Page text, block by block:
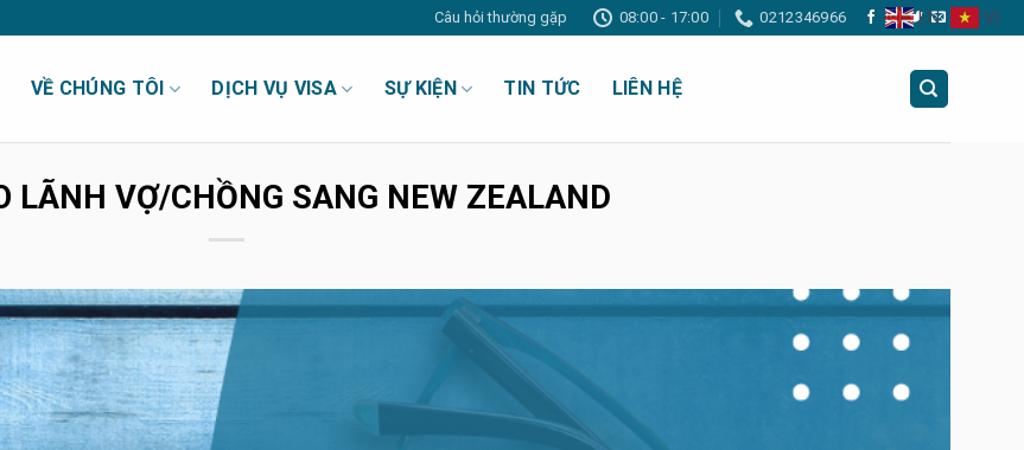
Câu hỏi thường gặp 08:00 - 17:00 0212346966
VỀ CHÚNG TÔI DỊCH VỤ VISA SỰ KIỆN TIN TỨC LIÊN HỆ
LÃNH VỢ/CHỒNG SANG NEW ZEALAND
EN VI